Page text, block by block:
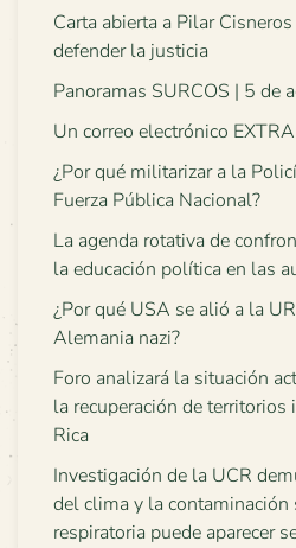
Carta abierta a Pilar
defender la justicia
Panoramas SURCOS | 5 de
Un correo electrónico
¿Por qué militarizar a la
Fuerza Pública Nacional?
La agenda rotativa de
la educación política en las
¿Por qué USA se alió a la
Alemania nazi?
Foro analizará la situación
la recuperación de territorios
Rica
Investigación de la UCR
del clima y la contaminación
respiratoria puede aparecer